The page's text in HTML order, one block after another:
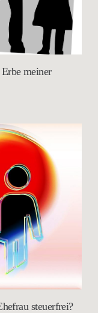
meiner
steuerfrei?